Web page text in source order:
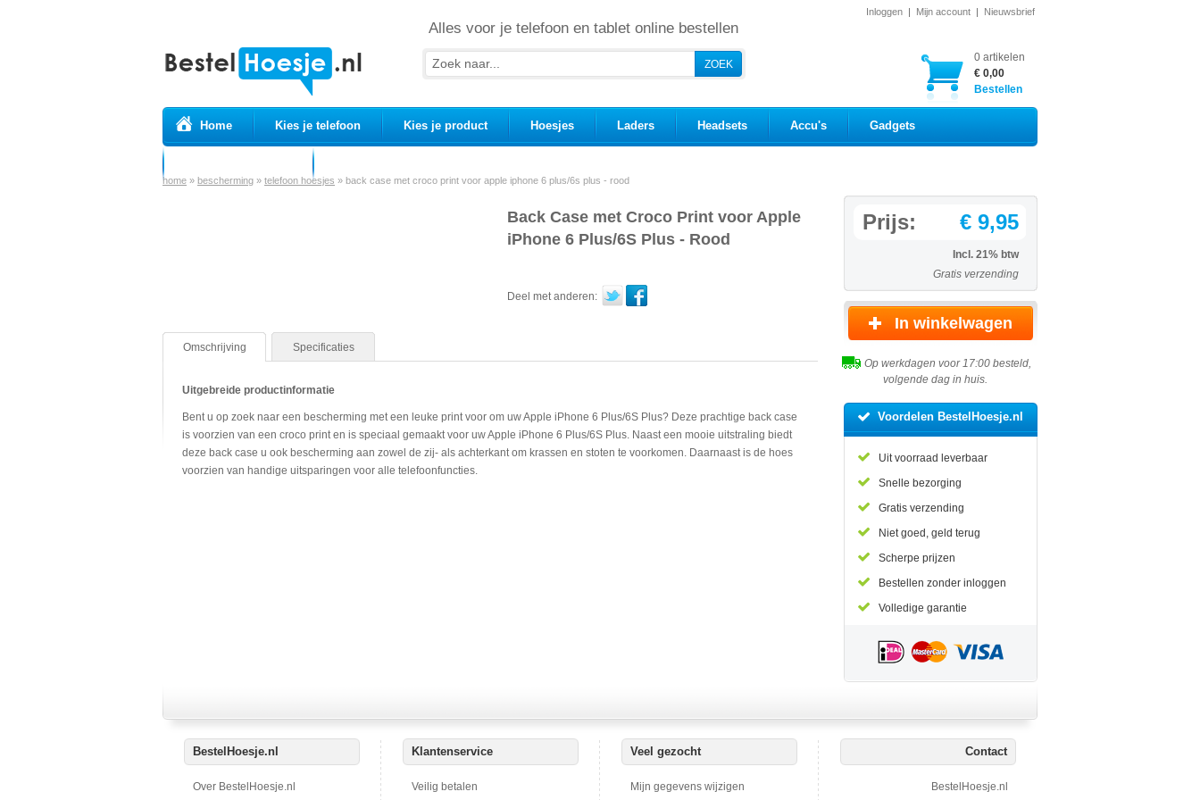
Alles voor je telefoon en tablet online bestellen
Inloggen | Mijn account | Nieuwsbrief
0 artikelen
€ 0,00
Bestellen
Home Kies je telefoon Kies je product Hoesjes Laders Headsets Accu's Gadgets
home » bescherming » telefoon hoesjes » back case met croco print voor apple iphone 6 plus/6s plus - rood
Back Case met Croco Print voor Apple
iPhone 6 Plus/6S Plus - Rood
Deel met anderen:
Omschrijving Specificaties
Uitgebreide productinformatie
Bent u op zoek naar een bescherming met een leuke print voor om uw Apple iPhone 6 Plus/6S Plus? Deze prachtige back case
is voorzien van een croco print en is speciaal gemaakt voor uw Apple iPhone 6 Plus/6S Plus. Naast een mooie uitstraling biedt
deze back case u ook bescherming aan zowel de zij- als achterkant om krassen en stoten te voorkomen. Daarnaast is de hoes
voorzien van handige uitsparingen voor alle telefoonfuncties.
Prijs: € 9,95
Incl. 21% btw
Gratis verzending
Op werkdagen voor 17:00 besteld,
volgende dag in huis.
Voordelen BestelHoesje.nl
Uit voorraad leverbaar
Snelle bezorging
Gratis verzending
Niet goed, geld terug
Scherpe prijzen
Bestellen zonder inloggen
Volledige garantie
BestelHoesje.nl
Over BestelHoesje.nl
Klantenservice
Veilig betalen
Veel gezocht
Mijn gegevens wijzigen
Contact
BestelHoesje.nl